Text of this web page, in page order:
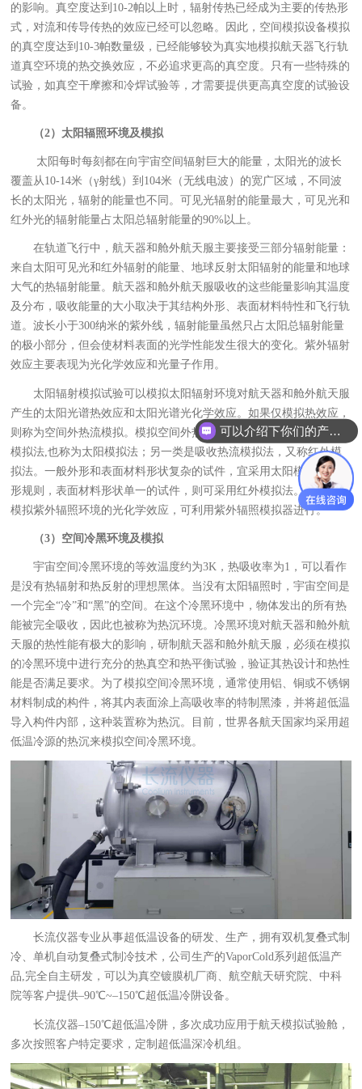
的影响。真空度达到10-2帕以上时，辐射传热已经成为主要的传热形
式，对流和传导传热的效应已经可以忽略。因此，空间模拟设备模拟
的真空度达到10-3帕数量级，已经能够较为真实地模拟航天器飞行轨
道真空环境的热交换效应，不必追求更高的真空度。只有一些特殊的
试验，如真空干摩擦和冷焊试验等，才需要提供更高真空度的试验设
备。
（2）太阳辐照环境及模拟
太阳每时每刻都在向宇宙空间辐射巨大的能量，太阳光的波长
覆盖从10-14米（γ射线）到104米（无线电波）的宽广区域，不同波
长的太阳光，辐射的能量也不同。可见光辐射的能量最大，可见光和
红外光的辐射能量占太阳总辐射能量的90%以上。
在轨道飞行中，航天器和舱外航天服主要接受三部分辐射能量：
来自太阳可见光和红外辐射的能量、地球反射太阳辐射的能量和地球
大气的热辐射能量。航天器和舱外航天服吸收的这些能量影响其温度
及分布，吸收能量的大小取决于其结构外形、表面材料特性和飞行轨
道。波长小于300纳米的紫外线，辐射能量虽然只占太阳总辐射能量
的极小部分，但会使材料表面的光学性能发生很大的变化。紫外辐射
效应主要表现为光化学效应和光量子作用。
太阳辐射模拟试验可以模拟太阳辐射环境对航天器和舱外航天服
产生的太阳光谱热效应和太阳光谱光化学效应。如果仅模拟热效应，
则称为空间外热流模拟。模拟空间外热流有两种方法，一类是入射流
模拟法,也称为太阳模拟法；另一类是吸收热流模拟法，又称红外模
拟法。一般外形和表面材料形状复杂的试件，宜采用太阳模拟法；外
形规则，表面材料形状单一的试件，则可采用红外模拟法。如果需要
模拟紫外辐照环境的光化学效应，可利用紫外辐照模拟器进行。
（3）空间冷黑环境及模拟
宇宙空间冷黑环境的等效温度约为3K，热吸收率为1，可以看作
是没有热辐射和热反射的理想黑体。当没有太阳辐照时，宇宙空间是
一个完全“冷”和“黑”的空间。在这个冷黑环境中，物体发出的所有热
能被完全吸收，因此也被称为热沉环境。冷黑环境对航天器和舱外航
天服的热性能有极大的影响，研制航天器和舱外航天服，必须在模拟
的冷黑环境中进行充分的热真空和热平衡试验，验证其热设计和热性
能是否满足要求。为了模拟空间冷黑环境，通常使用铝、铜或不锈钢
材料制成的构件，将其内表面涂上高吸收率的特制黑漆，并将超低温
导入构件内部，这种装置称为热沉。目前，世界各航天国家均采用超
低温冷源的热沉来模拟空间冷黑环境。
长流仪器专业从事超低温设备的研发、生产，拥有双机复叠式制
冷、单机自动复叠式制冷技术，公司生产的VaporCold系列超低温产
品,完全自主研发，可以为真空镀膜机厂商、航空航天研究院、中科
院等客户提供–90℃~–150℃超低温冷阱设备。
长流仪器–150℃超低温冷阱，多次成功应用于航天模拟试验舱，
多次按照客户特定要求，定制超低温深冷机组。
可以介绍下你们的产品么？